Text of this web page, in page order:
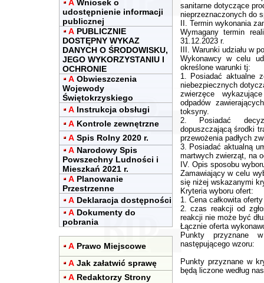
A Wniosek o
udostępnienie informacji
publicznej
A PUBLICZNIE
DOSTĘPNY WYKAZ
DANYCH O ŚRODOWISKU,
JEGO WYKORZYSTANIU I
OCHRONIE
A Obwieszczenia
Wojewody
Świętokrzyskiego
A Instrukcja obsługi
A Kontrole zewnętrzne
A Spis Rolny 2020 r.
A Narodowy Spis
Powszechny Ludności i
Mieszkań 2021 r.
A Planowanie
Przestrzenne
A Deklaracja dostępności
A Dokumenty do
pobrania
A Prawo Miejscowe
A Jak załatwić sprawę
A Redaktorzy Strony
sanitarne dotyczące
nieprzeznaczonych do
II. Termin wykonania
Wymagany termin
31.12.2023 r.
III. Warunki udziału w
Wykonawcy w celu
określone warunki tj:
1. Posiadać aktualne
niebezpiecznych
zwierzęce
odpadów
toksyny.
2. Posiadać
dopuszczającą środki
przewożenia padłych
3. Posiadać aktualną
martwych zwierząt, na
IV. Opis sposobu
Zamawiający w celu
się niżej wskazanymi
Kryteria wyboru ofert:
1. Cena całkowita
2. czas reakcji od
reakcji nie może być
Łącznie oferta
Punkty przyznane
następującego wzoru:
Punkty przyznane w
będą liczone według